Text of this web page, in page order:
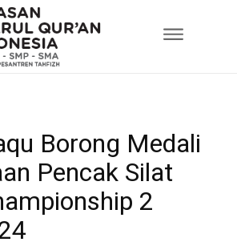
Borong Medali
Pencak Silat
2